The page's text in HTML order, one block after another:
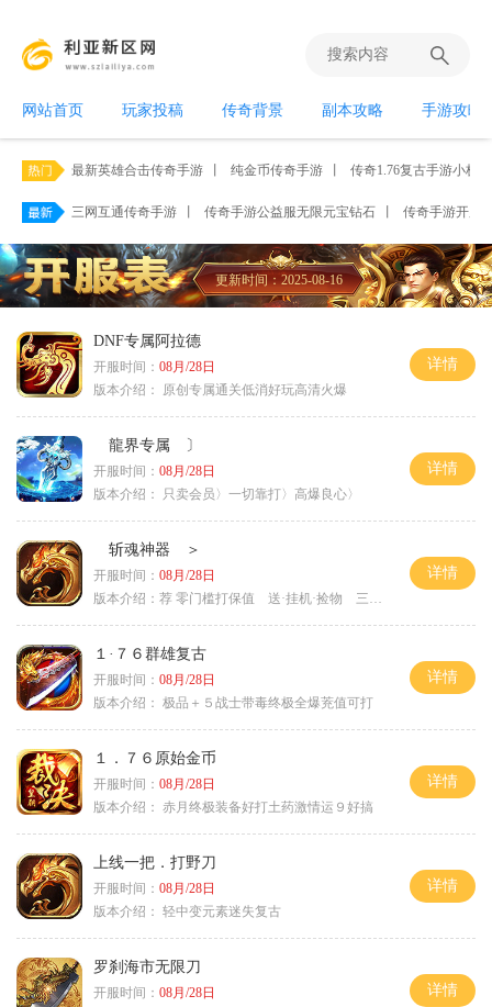
网站首页 玩家投稿 传奇背景 副本攻略 手游攻略
最新英雄合击传奇手游 纯金币传奇手游 传奇1.76复古手游小极品
三网互通传奇手游 传奇手游公益服无限元宝钻石 传奇手游开服
更新时间：2025-08-16
DNF专属阿拉德
开服时间： 08月/28日
版本介绍：
原创专属通关低消好玩高清火爆
详情
龍界专属 〕
开服时间： 08月/28日
版本介绍：
只卖会员〉一切靠打〉高爆良心〉
详情
斩魂神器 ＞
开服时间： 08月/28日
版本介绍： 荐 零门槛打保值 送·挂机·捡物 三天合区＞
详情
１·７６群雄复古
开服时间： 08月/28日
版本介绍： 极品＋５战士带毒终极全爆茺值可打
详情
１．７６原始金币
开服时间： 08月/28日
版本介绍： 赤月终极装备好打土药激情运９好搞
详情
上线一把．打野刀
开服时间： 08月/28日
版本介绍： 轻中变元素迷失复古
详情
罗刹海市无限刀
开服时间： 08月/28日
详情